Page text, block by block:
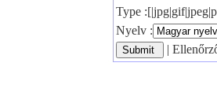
Type
Nyelv :
|